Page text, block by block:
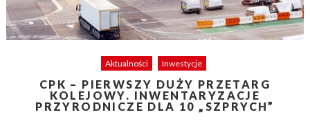
Aktualności Inwestycje
CPK – PIERWSZY DUŻY PRZETARG
KOLEJOWY. INWENTARYZACJE
PRZYRODNICZE DLA 10 „SZPRYCH”